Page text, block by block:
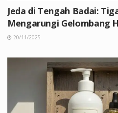
Jeda di Tengah Badai:
Mengarungi Gelombang
20/11/2025